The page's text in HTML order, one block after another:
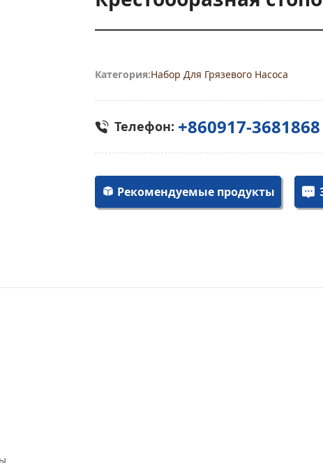
Категория:Набор Для Грязевого Насоса
Телефон: +860917-3681868
Рекомендуемые продукты